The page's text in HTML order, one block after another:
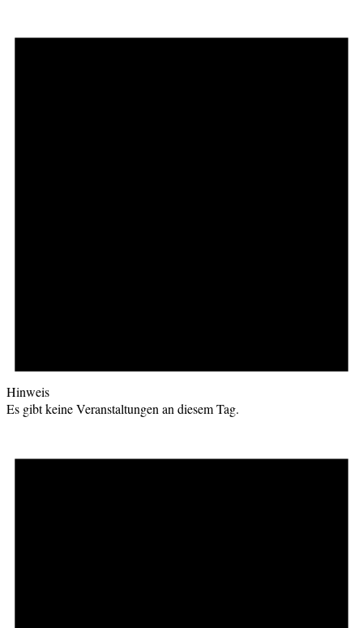
Hinweis
Es gibt keine Veranstaltungen an diesem Tag.